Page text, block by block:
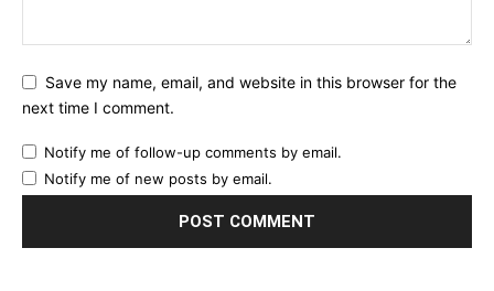
Save my name, email, and website in this browser for the
next time I comment.
Notify me of follow-up comments by email.
Notify me of new posts by email.